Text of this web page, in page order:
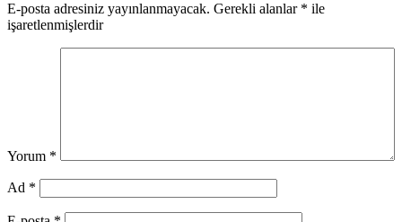
E-posta adresiniz yayınlanmayacak. Gerekli alanlar * ile
işaretlenmişlerdir
Yorum *
Ad *